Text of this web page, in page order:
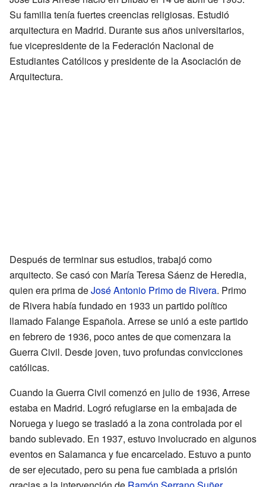
Su familia tenía fuertes creencias religiosas. Estudió
arquitectura en Madrid. Durante sus años universitarios,
fue vicepresidente de la Federación Nacional de
Estudiantes Católicos y presidente de la Asociación de
Arquitectura.
Después de terminar sus estudios, trabajó como
arquitecto. Se casó con María Teresa Sáenz de Heredia,
quien era prima deJosé Antonio Primo de Rivera. Primo
de Rivera había fundado en 1933 un partido político
llamado Falange Española. Arrese se unió a este partido
en febrero de 1936, poco antes de que comenzara la
Guerra Civil. Desde joven, tuvo profundas convicciones
católicas.
Cuando la Guerra Civil comenzó en julio de 1936, Arrese
estaba en Madrid. Logró refugiarse en la embajada de
Noruega y luego se trasladó a la zona controlada por el
bando sublevado. En 1937, estuvo involucrado en algunos
eventos en Salamanca y fue encarcelado. Estuvo a punto
de ser ejecutado, pero su pena fue cambiada a prisión